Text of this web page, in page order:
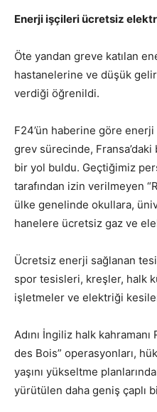
Enerji işçileri ücretsiz
Öte yandan greve katılan
hastanelerine ve düşük
verdiği öğrenildi.
F24’ün haberine göre
grev sürecinde,
bir yol buldu. Geçtiğimiz
tarafından izin verilmeyen
ülke genelinde okullara,
hanelere ücretsiz gaz ve
Ücretsiz enerji sağlanan
spor tesisleri, kreşler, halk
işletmeler ve elektriği
Adını İngiliz halk kahramanı
des Bois” operasyonları,
yaşını yükseltme
yürütülen daha geniş çaplı